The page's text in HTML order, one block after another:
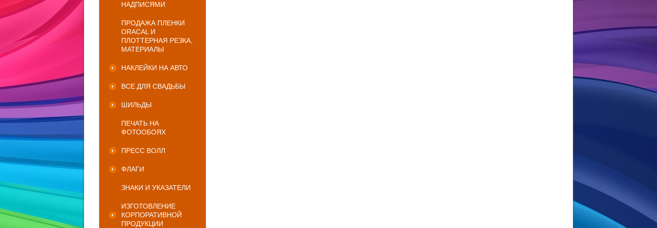
НАДПИСЯМИ
ПРОДАЖА ПЛЕНКИ
ORACAL И
ПЛОТТЕРНАЯ РЕЗКА,
МАТЕРИАЛЫ
НАКЛЕЙКИ НА АВТО
ВСЕ ДЛЯ СВАДЬБЫ
ШИЛЬДЫ
ПЕЧАТЬ НА
ФОТООБОЯХ
ПРЕСС ВОЛЛ
ФЛАГИ
ЗНАКИ И УКАЗАТЕЛИ
ИЗГОТОВЛЕНИЕ
КОРПОРАТИВНОЙ
ПРОДУКЦИИ